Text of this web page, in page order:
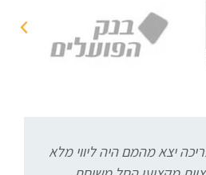
יצא מהמם היה ליווי מלא